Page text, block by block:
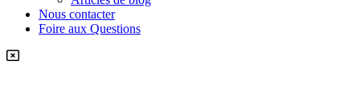
Nous contacter
Foire aux Questions